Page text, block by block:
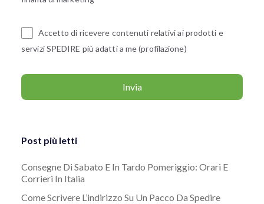
Accetto di ricevere contenuti relativi ai prodotti e
servizi SPEDIRE più adatti a me (profilazione)
Post più letti
Consegne Di Sabato E In Tardo Pomeriggio: Orari E
Corrieri In Italia
Come Scrivere L’indirizzo Su Un Pacco Da Spedire